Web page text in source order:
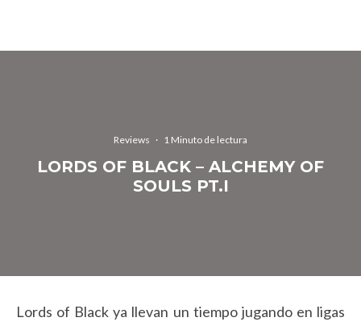
Reviews · 1 Minuto de lectura
LORDS OF BLACK – ALCHEMY OF
SOULS PT.I
Lords of Black ya llevan un tiempo jugando en ligas